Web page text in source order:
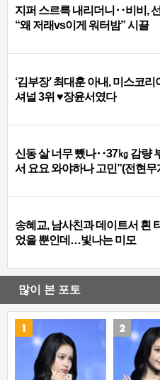
지퍼 스르륵 내리더니‥비비,
“왜 저래vs이게 워터밤” 시끌
‘김부장’ 최대훈 아내, 미스코
셔널 3위 ♥장윤서였다
신동 살 너무 뺐나‥37㎏ 감량
서 요요 와야하나 고민”(전현무
송혜교, 남사친과 데이트서 흰
었을 뿐인데…빛나는 미모
많이 본 포토